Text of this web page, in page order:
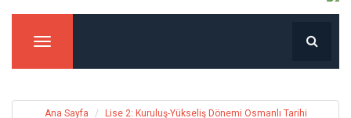
Menu
Ana Sayfa
Lise 2: Kuruluş-Yükseliş Dönemi Osmanlı Tarihi